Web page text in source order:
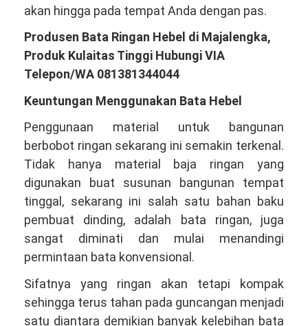
akan hingga pada tempat Anda dengan pas.
Produsen Bata Ringan Hebel di Majalengka,
Produk Kulaitas Tinggi Hubungi VIA
Telepon/WA 081381344044
Keuntungan Menggunakan Bata Hebel
Penggunaan material untuk bangunan
berbobot ringan sekarang ini semakin terkenal.
Tidak hanya material baja ringan yang
digunakan buat susunan bangunan tempat
tinggal, sekarang ini salah satu bahan baku
pembuat dinding, adalah bata ringan, juga
sangat diminati dan mulai menandingi
permintaan bata konvensional.
Sifatnya yang ringan akan tetapi kompak
sehingga terus tahan pada guncangan menjadi
satu diantara demikian banyak kelebihan bata